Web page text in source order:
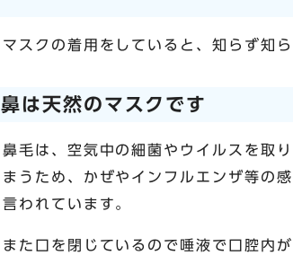
マスクの着用をしていると、知らず知
鼻は天然のマスクです
鼻毛は、空気中の細菌やウイルスを取
まうため、かぜやインフルエンザ等の
言われています。
また口を閉じているので唾液で口腔内